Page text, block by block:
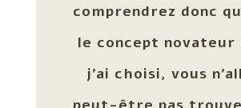
comprendrez donc
le concept novateur
j’ai choisi, vous